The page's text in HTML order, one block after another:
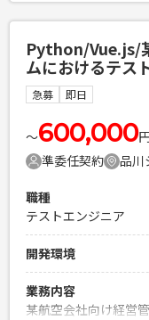
・日本語の記事校正
ィブ（画像・動画・
ある方 ・SharePoint
トに関する基礎知識
PHPを用いたWeb
Laravelを用いた
エンジニア複数人
Python/Vue.js/
ムにおけるテス
急募 即日
〜600,000
準委任契約
品川
職種
テストエンジニア
開発環境
業務内容
某航空会社向け経営